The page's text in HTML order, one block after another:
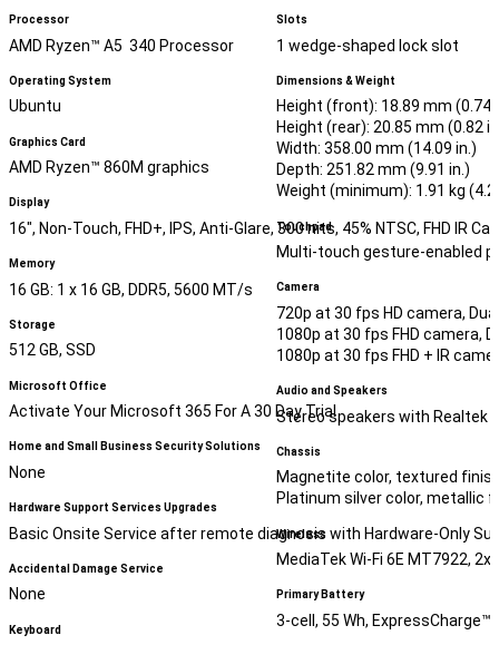
Processor
AMD Ryzen™ A5 340 Processor
Operating System
Ubuntu
Graphics Card
AMD Ryzen™ 860M graphics
Display
16", Non-Touch, FHD+, IPS, Anti-Glare, 300 nits, 45% NTSC, FHD IR
Memory
16 GB: 1 x 16 GB, DDR5, 5600 MT/s
Storage
512 GB, SSD
Microsoft Office
Activate Your Microsoft 365 For A 30 Day Trial
Home and Small Business Security Solutions
None
Hardware Support Services Upgrades
Basic Onsite Service after remote diagnosis with Hardware-Only
Accidental Damage Service
None
Keyboard
Slots
1 wedge-shaped lock slot
Dimensions & Weight
Height (front): 18.89 mm (0.74
Height (rear): 20.85 mm (0.82
Width: 358.00 mm (14.09 in.)
Depth: 251.82 mm (9.91 in.)
Weight (minimum): 1.91 kg
Touchpad
Multi-touch gesture-enabled
Camera
720p at 30 fps HD camera,
1080p at 30 fps FHD camera,
1080p at 30 fps FHD + IR
Audio and Speakers
Stereo speakers with Realtek
Chassis
Magnetite color, textured
Platinum silver color, metallic
Wireless
MediaTek Wi-Fi 6E MT7922,
Primary Battery
3-cell, 55 Wh,